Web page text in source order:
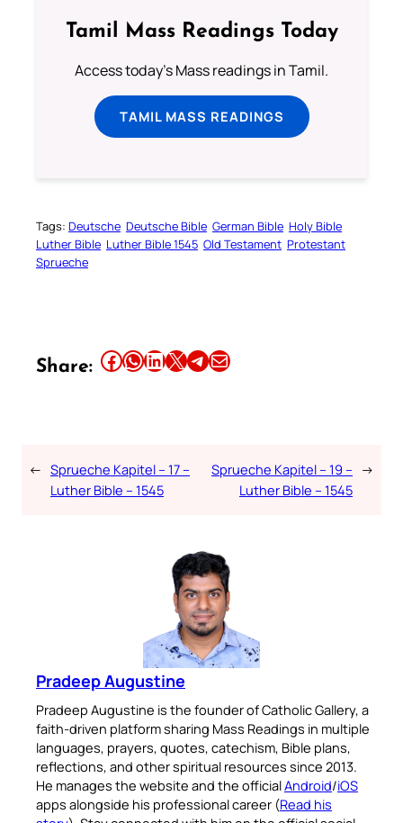
Tamil Mass Readings Today
Access today's Mass readings in Tamil.
TAMIL MASS READINGS
Tags: Deutsche Deutsche Bible German Bible Holy Bible
Luther Bible Luther Bible 1545 Old Testament Protestant
Sprueche
Share: Share this article on Facebook Share this article on WhatsApp Share this article on LinkedIn Share this article on X Share this article on TelegramEmail this Article
← Sprueche Kapitel – 17 –
Luther Bible – 1545
Sprueche Kapitel – 19 –
Luther Bible – 1545
→
Pradeep Augustine
Pradeep Augustine is the founder of Catholic Gallery, a
faith-driven platform sharing Mass Readings in multiple
languages, prayers, quotes, catechism, Bible plans,
reflections, and other spiritual resources since 2013.
He manages the website and the officialAndroid/iOS
apps alongside his professional career (Read his